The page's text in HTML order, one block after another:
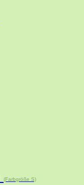
(Farbgröße S)